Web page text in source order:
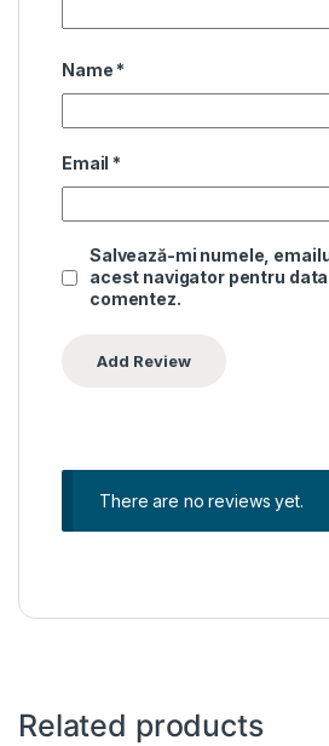
Name *
Email *
Salvează-mi numele,
acest navigator pentru
comentez.
There are no reviews yet.
Related products